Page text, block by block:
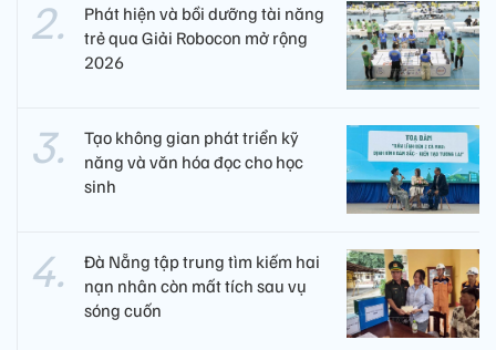
Phát hiện và bồi dưỡng tài năng
trẻ qua Giải Robocon mở rộng
2026
Tạo không gian phát triển kỹ
năng và văn hóa đọc cho học
sinh
Đà Nẵng tập trung tìm kiếm hai
nạn nhân còn mất tích sau vụ
sóng cuốn